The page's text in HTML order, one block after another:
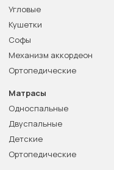
Угловые
Кушетки
Софы
Механизм аккордеон
Ортопедические
Матрасы
Односпальные
Двуспальные
Детские
Ортопедические